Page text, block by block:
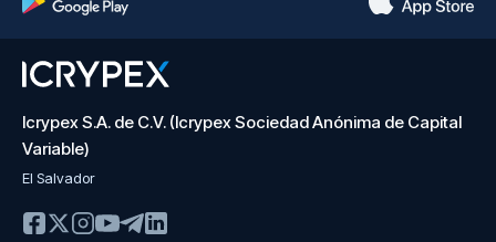
Icrypex S.A. de C.V. (Icrypex Sociedad Anónima de Capital
Variable)
El Salvador